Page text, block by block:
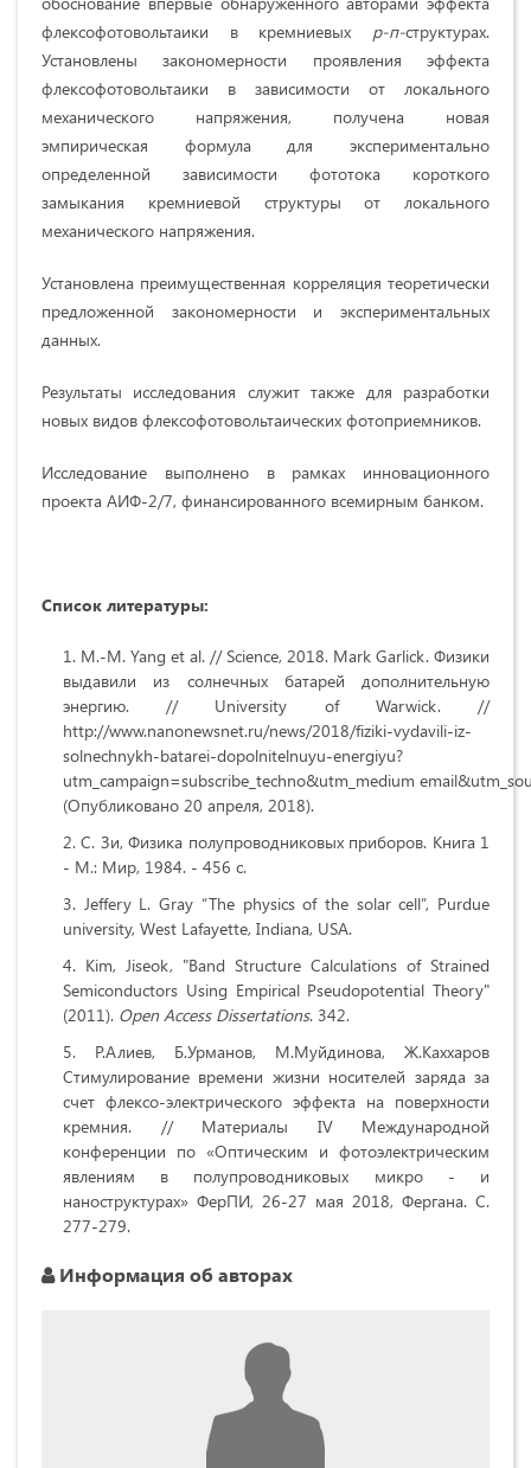
флексофотовольтаики в кремниевых р-п-структурах.
Установлены закономерности проявления эффекта
флексофотовольтаики в зависимости от локального
механического напряжения, получена новая
эмпирическая формула для экспериментально
определенной зависимости фототока короткого
замыкания кремниевой структуры от локального
механического напряжения.
Установлена преимущественная корреляция теоретически
предложенной закономерности и экспериментальных
данных.
Результаты исследования служит также для разработки
новых видов флексофотовольтаических фотоприемников.
Исследование выполнено в рамках инновационного
проекта АИФ-2/7, финансированного всемирным банком.
Список литературы:
M.-M. Yang et al. // Science, 2018. Mark Garlick. Физики
выдавили из солнечных батарей дополнительную
энергию. // University of Warwick. //
http://www.nanonewsnet.ru/news/2018/fiziki-vydavili-iz-
solnechnykh-batarei-dopolnitelnuyu-energiyu?
utm_campaign=subscribe_techno&utm_medium
(Опубликовано 20 апреля, 2018).
С. Зи, Физика полупроводниковых приборов. Книга 1
- М.: Мир, 1984. - 456 c.
Jeffery L. Gray “The physics of the solar cell”, Purdue
university, West Lafayette, Indiana, USA.
Kim, Jiseok, "Band Structure Calculations of Strained
Semiconductors Using Empirical Pseudopotential Theory"
(2011). Open Access Dissertations. 342.
Р.Алиев, Б.Урманов, М.Муйдинова, Ж.Каххаров
Стимулирование времени жизни носителей заряда за
счет флексо-электрического эффекта на поверхности
кремния. // Материалы IV Международной
конференции по «Оптическим и фотоэлектрическим
явлениям в полупроводниковых микро - и
наноструктурах» ФерПИ, 26-27 мая 2018, Фергана. С.
277-279.
Информация об авторах